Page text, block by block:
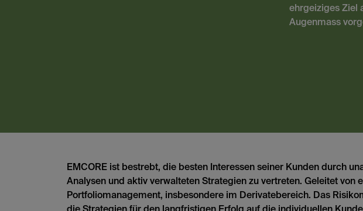
ehrgeiziges Ziel
Augenmass
EMCORE ist bestrebt, die besten Interessen seiner Kunden durch
Analysen und aktiv verwalteten Strategien zu vertreten. Geleitet
Portfoliomanagement, insbesondere im Derivatebereich. Das